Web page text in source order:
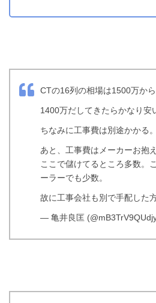
CTの16列の相場は1500万から
1400万だしてきたらかなり安
ちなみに工事費は別途かかる。
あと、工事費はメーカーお抱
ここで儲けてるところ多数。
ーラーでも少数。
故に工事会社も別で手配した
— 亀井良匡